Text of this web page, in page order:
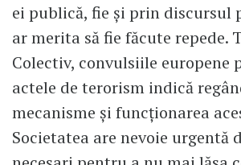
ei publică, fie și prin
ar merita să fie făcute repede.
Colectiv, convulsiile europene
actele de terorism indică
mecanisme și funcționarea
Societatea are nevoie urgentă